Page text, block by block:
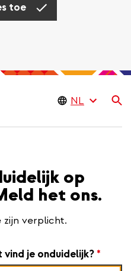
toe
op
het ons.
verplicht.
je onduidelijk? *